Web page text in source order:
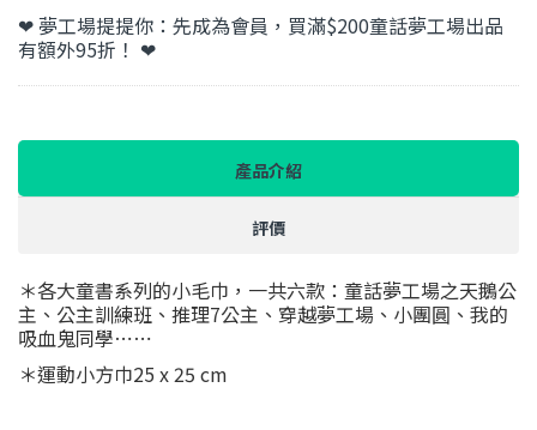
❤ 夢工場提提你：先成為會員，買滿$200童話夢工場出品
有額外95折！ ❤
產品介紹
評價
＊各大童書系列的小毛巾，一共六款：童話夢工場之天鵝公
主、公主訓練班、推理7公主、穿越夢工場、小團圓、我的
吸血鬼同學⋯⋯
＊運動小方巾25 x 25 cm